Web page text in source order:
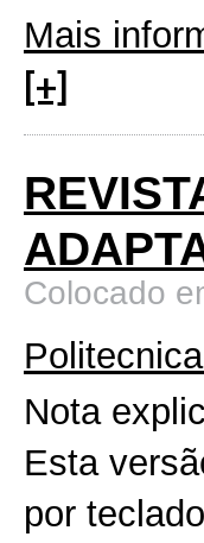
Mais
[+]
Colocado
Nota
Esta
por